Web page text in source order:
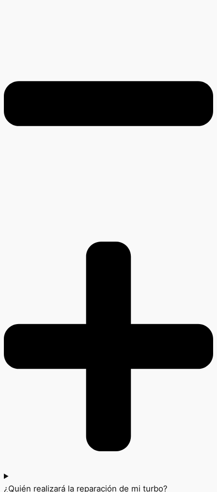
¿Quién realizará la reparación de mi turbo?